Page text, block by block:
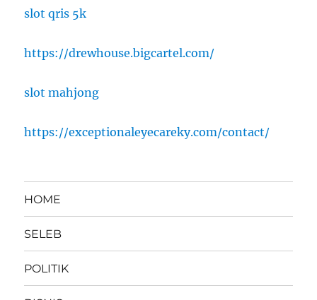
slot qris 5k
https://drewhouse.bigcartel.com/
slot mahjong
https://exceptionaleyecareky.com/contact/
HOME
SELEB
POLITIK